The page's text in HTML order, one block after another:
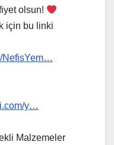
olsun!
için bu linki
NefisYem…
y…
Malzemeler